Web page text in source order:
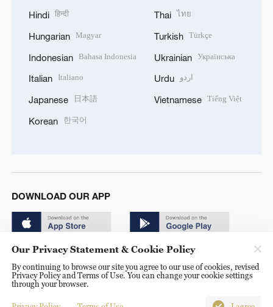
Hindi हिन्दी
Hungarian Magyar
Indonesian Bahasa Indonesia
Italian Italiano
Japanese 日本語
Korean 한국어
Thai ไทย
Turkish Türkçe
Ukrainian Українська
Urdu اردو
Vietnamese Tiếng Việt
DOWNLOAD OUR APP
© China Radio International.CRI. All Rights Reserved. 16A
Shijingshan Road, Beijing, China. 100040
Our Privacy Statement & Cookie Policy
By continuing to browse our site you agree to our use of cookies, revised
Privacy Policy and Terms of Use. You can change your cookie settings
through your browser.